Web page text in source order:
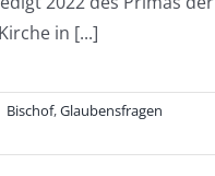
in [...]
Bischof,Glaubensfragen